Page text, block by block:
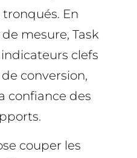
En
mesure, Task
clefs
de conversion,
confiance des
couper les